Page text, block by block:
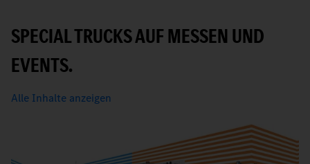
SPECIAL TRUCKS AUF MESSEN UND
EVENTS.
Alle Inhalte anzeigen